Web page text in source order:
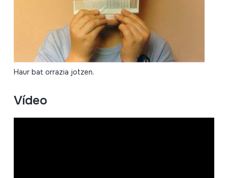
Haur bat orrazia jotzen.
Vídeo